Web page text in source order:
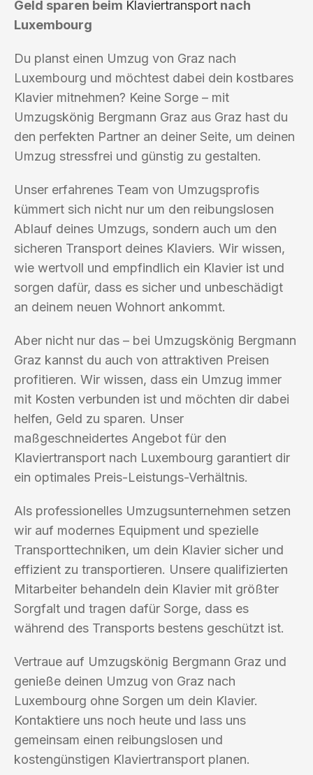
Geld sparen beim Klaviertransport nach
Luxembourg
Du planst einen Umzug von Graz nach
Luxembourg und möchtest dabei dein kostbares
Klavier mitnehmen? Keine Sorge – mit
Umzugskönig Bergmann Graz aus Graz hast du
den perfekten Partner an deiner Seite, um deinen
Umzug stressfrei und günstig zu gestalten.
Unser erfahrenes Team von Umzugsprofis
kümmert sich nicht nur um den reibungslosen
Ablauf deines Umzugs, sondern auch um den
sicheren Transport deines Klaviers. Wir wissen,
wie wertvoll und empfindlich ein Klavier ist und
sorgen dafür, dass es sicher und unbeschädigt
an deinem neuen Wohnort ankommt.
Aber nicht nur das – bei Umzugskönig Bergmann
Graz kannst du auch von attraktiven Preisen
profitieren. Wir wissen, dass ein Umzug immer
mit Kosten verbunden ist und möchten dir dabei
helfen, Geld zu sparen. Unser
maßgeschneidertes Angebot für den
Klaviertransport nach Luxembourg garantiert dir
ein optimales Preis-Leistungs-Verhältnis.
Als professionelles Umzugsunternehmen setzen
wir auf modernes Equipment und spezielle
Transporttechniken, um dein Klavier sicher und
effizient zu transportieren. Unsere qualifizierten
Mitarbeiter behandeln dein Klavier mit größter
Sorgfalt und tragen dafür Sorge, dass es
während des Transports bestens geschützt ist.
Vertraue auf Umzugskönig Bergmann Graz und
genieße deinen Umzug von Graz nach
Luxembourg ohne Sorgen um dein Klavier.
Kontaktiere uns noch heute und lass uns
gemeinsam einen reibungslosen und
kostengünstigen Klaviertransport planen.